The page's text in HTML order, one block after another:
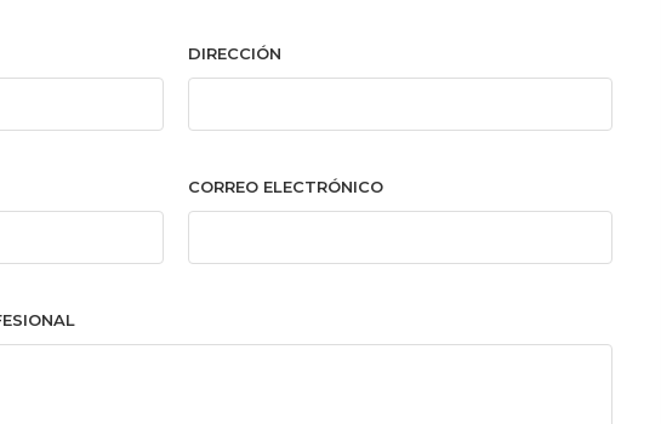
DIRECCIÓN
CORREO ELECTRÓNICO